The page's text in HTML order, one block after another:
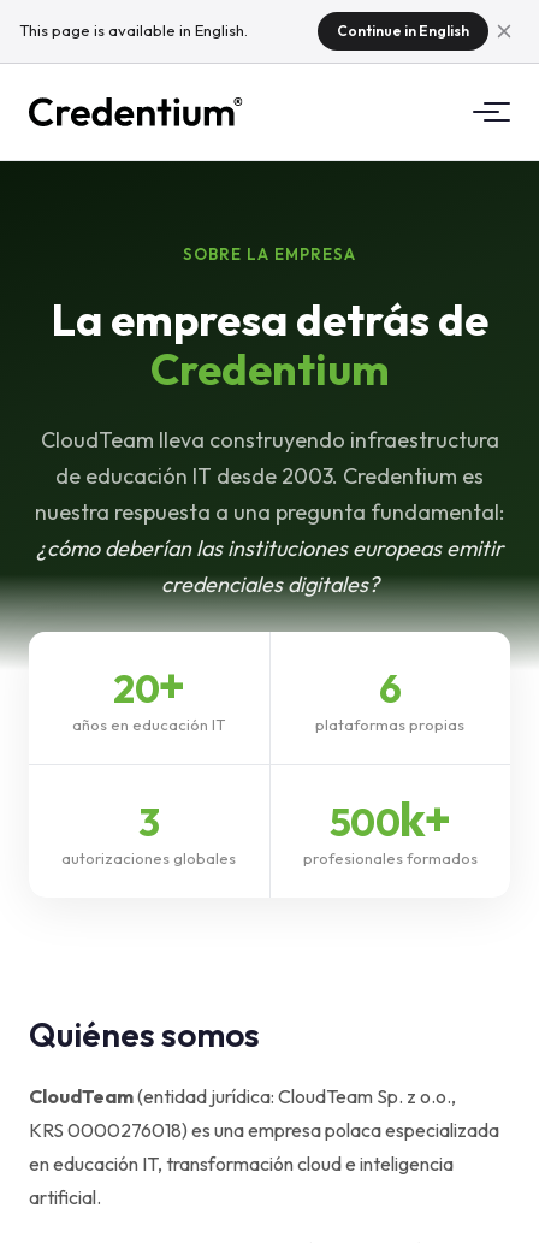
This page is available in English. Continue in English
Cómo funciona
Por qué Credentium
Sobre CloudTeam
Para universidades
Para empresas de formación
Para empresas de eventos
Estándares e integraciones
Base de conocimiento
Soporte
SOBRE LA EMPRESA
La empresa detrás de
Credentium
CloudTeam lleva construyendo infraestructura
de educación IT desde 2003. Credentium es
nuestra respuesta a una pregunta fundamental:
¿cómo deberían las instituciones europeas emitir
credenciales digitales?
20+
años en educación IT
6
plataformas propias
3
autorizaciones globales
500k+
profesionales formados
Quiénes somos
CloudTeam(entidad jurídica: CloudTeam Sp. z o.o.,
KRS 0000276018) es una empresa polaca especializada
en educación IT, transformación cloud e inteligencia
artificial.